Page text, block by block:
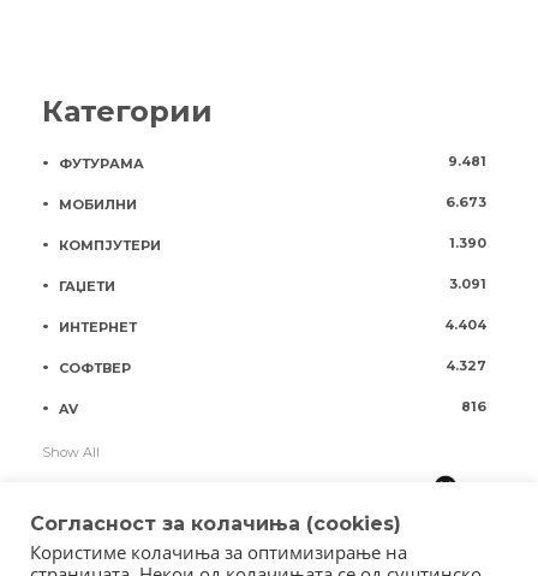
Категории
ФУТУРАМА 9.481
МОБИЛНИ 6.673
КОМПЈУТЕРИ 1.390
ГАЏЕТИ 3.091
ИНТЕРНЕТ 4.404
СОФТВЕР 4.327
AV 816
Show All
Согласност за колачиња (cookies)
Користиме колачиња за оптимизирање на